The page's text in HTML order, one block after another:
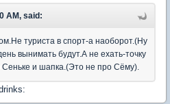
AM, said:
туриста в спорт-а наоборот.(Ну
вынимать будут.А не ехать-точку
Сеньке и шапка.(Это не про Сёму).